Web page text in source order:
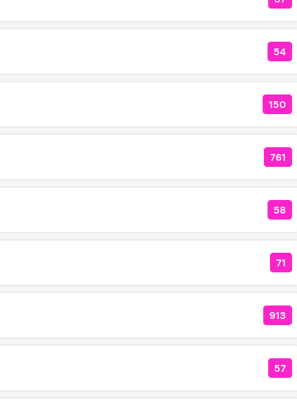
54
150
761
58
71
913
57